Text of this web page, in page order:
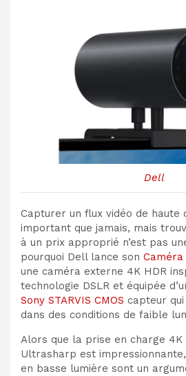
Dell
Capturer un flux vidéo de haute
important que jamais, mais
à un prix approprié n’est pas
pourquoi Dell lance son
une caméra externe 4K HDR
technologie DSLR et équipée
Sony STARVIS CMOS capteur
dans des conditions de faible
Alors que la prise en charge 4K
Ultrasharp est
en basse lumière sont un